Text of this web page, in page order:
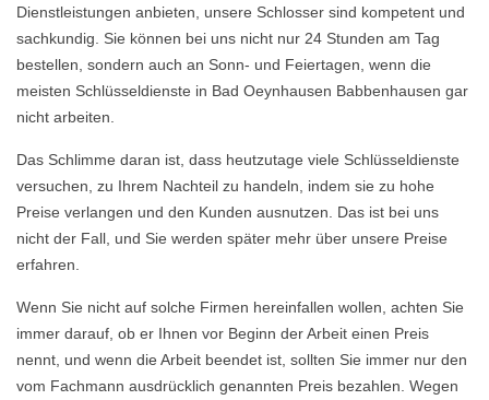
Dienstleistungen anbieten, unsere Schlosser sind kompetent und
sachkundig. Sie können bei uns nicht nur 24 Stunden am Tag
bestellen, sondern auch an Sonn- und Feiertagen, wenn die
meisten Schlüsseldienste in Bad Oeynhausen Babbenhausen gar
nicht arbeiten.
Das Schlimme daran ist, dass heutzutage viele Schlüsseldienste
versuchen, zu Ihrem Nachteil zu handeln, indem sie zu hohe
Preise verlangen und den Kunden ausnutzen. Das ist bei uns
nicht der Fall, und Sie werden später mehr über unsere Preise
erfahren.
Wenn Sie nicht auf solche Firmen hereinfallen wollen, achten Sie
immer darauf, ob er Ihnen vor Beginn der Arbeit einen Preis
nennt, und wenn die Arbeit beendet ist, sollten Sie immer nur den
vom Fachmann ausdrücklich genannten Preis bezahlen. Wegen